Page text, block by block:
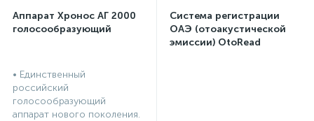
Аппарат Хронос АГ 2000
голосообразующий
• Единственный
российский
голосообразующий
аппарат нового поколения.
Система регистрации
ОАЭ (отоакустической
эмиссии) OtoRead